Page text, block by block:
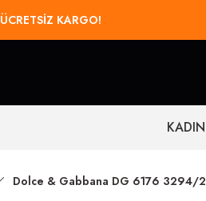
ÜCRETSİZ KARGO!
KADIN
Dolce & Gabbana DG 6176 3294/